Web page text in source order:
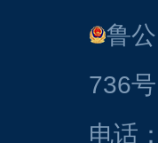
鲁
736
电话